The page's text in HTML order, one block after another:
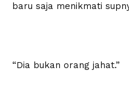
baru saja menikmati
“Dia bukan orang jahat.”